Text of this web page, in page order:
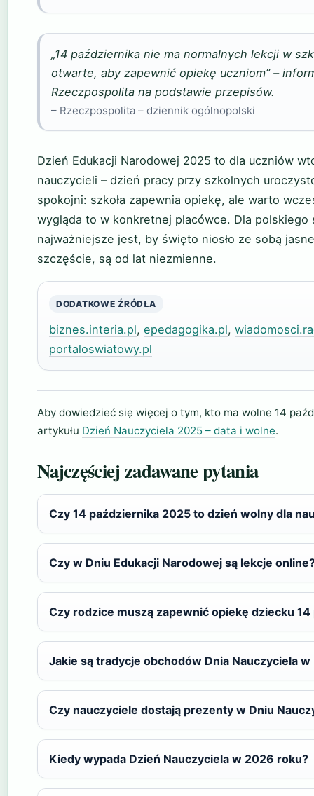
„14 października nie ma normalnych lekcji w
otwarte, aby zapewnić opiekę uczniom” –
Rzeczpospolita na podstawie przepisów.
– Rzeczpospolita – dziennik ogólnopolski
Dzień Edukacji Narodowej 2025 to dla uczniów
nauczycieli – dzień pracy przy szkolnych
spokojni: szkoła zapewnia opiekę, ale warto
wygląda to w konkretnej placówce. Dla polskiego
najważniejsze jest, by święto niosło ze sobą
szczęście, są od lat niezmienne.
DODATKOWE ŹRÓDŁA
biznes.interia.pl, epedagogika.pl,
portaloswiatowy.pl
Aby dowiedzieć się więcej o tym, kto ma wolne 14
artykułu Dzień Nauczyciela 2025 – data i wolne.
Najczęściej zadawane pytania
Czy 14 października 2025 to dzień wolny dla
Czy w Dniu Edukacji Narodowej są lekcje
Czy rodzice muszą zapewnić opiekę dziecku
Jakie są tradycje obchodów Dnia Nauczyciela w
Czy nauczyciele dostają prezenty w Dniu
Kiedy wypada Dzień Nauczyciela w 2026 roku?